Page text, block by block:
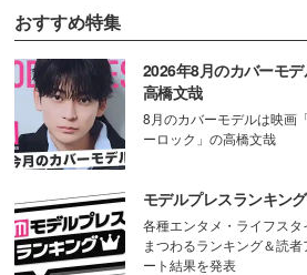
おすすめ特集
2026年8月のカバーモデ
高橋文哉
8月のカバーモデルは映画
ーロック」の高橋文哉
モデルプレスランキング
各種エンタメ・ライフスタ
まつわるランキング＆読者
ート結果を発表